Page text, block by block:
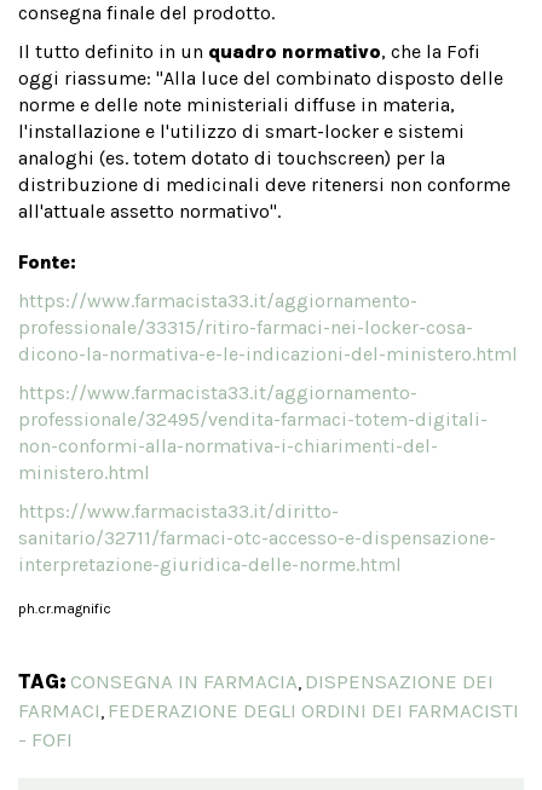
consegna finale del prodotto.
Il tutto definito in un quadro normativo, che la Fofi
oggi riassume: "Alla luce del combinato disposto delle
norme e delle note ministeriali diffuse in materia,
l'installazione e l'utilizzo di smart-locker e sistemi
analoghi (es. totem dotato di touchscreen) per la
distribuzione di medicinali deve ritenersi non conforme
all'attuale assetto normativo".
Fonte:
https://www.farmacista33.it/aggiornamento-
professionale/33315/ritiro-farmaci-nei-locker-cosa-
dicono-la-normativa-e-le-indicazioni-del-ministero.html
https://www.farmacista33.it/aggiornamento-
professionale/32495/vendita-farmaci-totem-digitali-
non-conformi-alla-normativa-i-chiarimenti-del-
ministero.html
https://www.farmacista33.it/diritto-
sanitario/32711/farmaci-otc-accesso-e-dispensazione-
interpretazione-giuridica-delle-norme.html
ph.cr.magnific
TAG: CONSEGNA IN FARMACIA, DISPENSAZIONE DEI
FARMACI, FEDERAZIONE DEGLI ORDINI DEI FARMACISTI
- FOFI